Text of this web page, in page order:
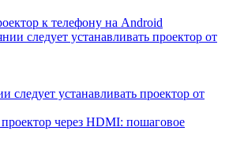
к телефону на Android
следует устанавливать проектор от